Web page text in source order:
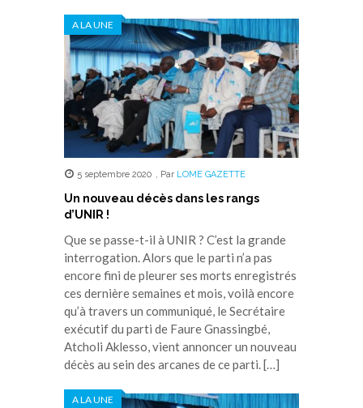
A LA UNE
5 septembre 2020 , Par LOME GAZETTE
Un nouveau décès dans les rangs
d’UNIR !
Que se passe-t-il à UNIR ? C’est la grande
interrogation. Alors que le parti n’a pas
encore fini de pleurer ses morts enregistrés
ces dernière semaines et mois, voilà encore
qu’à travers un communiqué, le Secrétaire
exécutif du parti de Faure Gnassingbé,
Atcholi Aklesso, vient annoncer un nouveau
décès au sein des arcanes de ce parti. […]
A LA UNE